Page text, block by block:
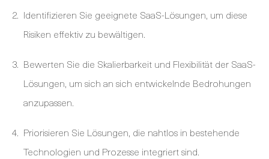
Identifizieren Sie geeignete SaaS-Lösungen, um diese
Risiken effektiv zu bewältigen.
Bewerten Sie die Skalierbarkeit und Flexibilität der SaaS-
Lösungen, um sich an sich entwickelnde Bedrohungen
anzupassen.
Priorisieren Sie Lösungen, die nahtlos in bestehende
Technologien und Prozesse integriert sind.